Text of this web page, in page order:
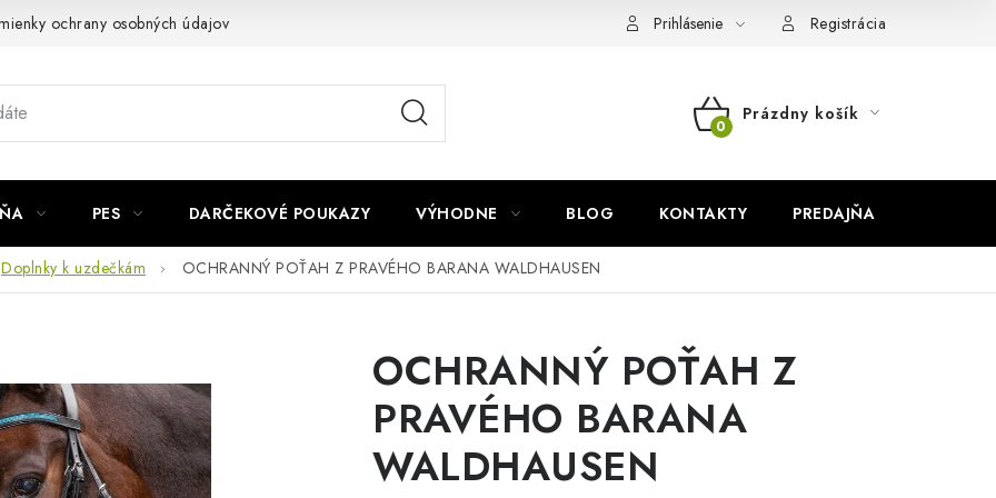
ochrany osobných údajov Prihlásenie Registrácia
NÁKUPNÝ
Prázdny košík
PES DARČEKOVÉ POUKAZY VÝHODNE BLOG KONTAKTY PREDAJŇA
Doplnky k uzdečkám OCHRANNÝ POŤAH Z PRAVÉHO BARANA WALDHAUSEN
OCHRANNÝ POŤAH Z
PRAVÉHO BARANA
WALDHAUSEN